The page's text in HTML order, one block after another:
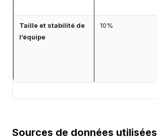
Taille et stabilité de
l’équipe
10%
Sources de données utilisées